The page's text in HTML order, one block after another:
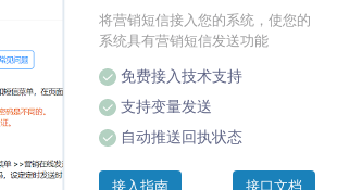
将营销短信接入您的系统，使您的
系统具有营销短信发送功能
免费接入技术支持
支持变量发送
自动推送回执状态
接入指南 接口文档